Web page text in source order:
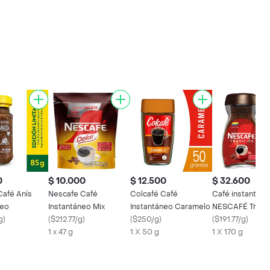
Anís
)
$ 10.000
Nescafe Café
Instantáneo Mix
($212.77/g)
1 x 47 g
$ 12.500
Colcafé Café
Instantáneo Caramelo
($250/g)
1 X 50 g
$ 32.600
Café
NESCAFÉ
170 g
($191.77/g)
1 X 170 g